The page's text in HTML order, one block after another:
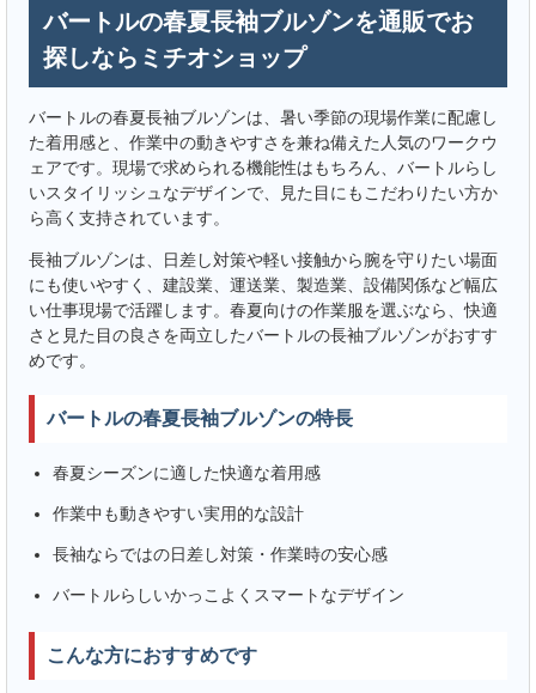
バートルの春夏長袖ブルゾンを通販でお
探しならミチオショップ
バートルの春夏長袖ブルゾンは、暑い季節の現場作業に配慮し
た着用感と、作業中の動きやすさを兼ね備えた人気のワークウ
ェアです。現場で求められる機能性はもちろん、バートルらし
いスタイリッシュなデザインで、見た目にもこだわりたい方か
ら高く支持されています。
長袖ブルゾンは、日差し対策や軽い接触から腕を守りたい場面
にも使いやすく、建設業、運送業、製造業、設備関係など幅広
い仕事現場で活躍します。春夏向けの作業服を選ぶなら、快適
さと見た目の良さを両立したバートルの長袖ブルゾンがおすす
めです。
バートルの春夏長袖ブルゾンの特長
春夏シーズンに適した快適な着用感
作業中も動きやすい実用的な設計
長袖ならではの日差し対策・作業時の安心感
バートルらしいかっこよくスマートなデザイン
こんな方におすすめです